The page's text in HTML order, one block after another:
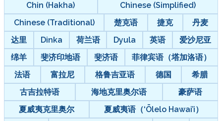
Chin (Hakha)
Chinese (Simplified)
Chinese (Traditional)
楚克语 捷克
丹麦
达里
Dinka 荷兰语 Dyula 英语
爱沙尼亚
绵羊
斐济印地语 斐济语
菲律宾语（塔加洛语）
法语
富拉尼 格鲁吉亚语 德国
希腊
古吉拉特语
海地克里奥尔语
豪萨语
夏威夷克里奥尔
夏威夷语（‘Ōlelo Hawai’i）